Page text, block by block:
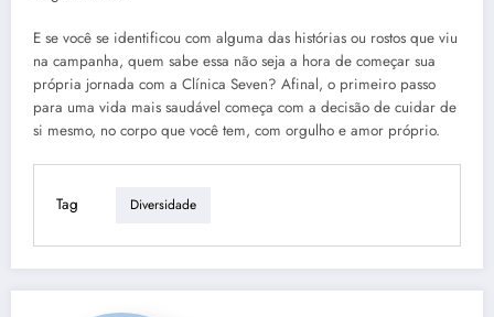
E se você se identificou com alguma das histórias ou rostos que viu
na campanha, quem sabe essa não seja a hora de começar sua
própria jornada com a Clínica Seven? Afinal, o primeiro passo
para uma vida mais saudável começa com a decisão de cuidar de
si mesmo, no corpo que você tem, com orgulho e amor próprio.
Tag Diversidade